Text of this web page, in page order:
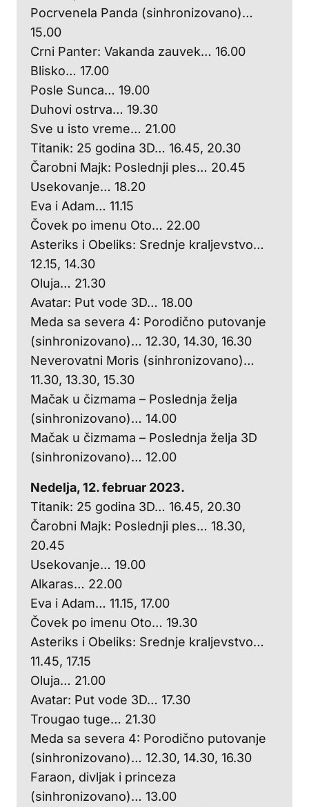
Pocrvenela Panda (sinhronizovano)…
15.00
Crni Panter: Vakanda zauvek… 16.00
Blisko… 17.00
Posle Sunca… 19.00
Duhovi ostrva… 19.30
Sve u isto vreme… 21.00
Titanik: 25 godina 3D… 16.45, 20.30
Čarobni Majk: Poslednji ples… 20.45
Usekovanje… 18.20
Eva i Adam… 11.15
Čovek po imenu Oto… 22.00
Asteriks i Obeliks: Srednje kraljevstvo…
12.15, 14.30
Oluja… 21.30
Avatar: Put vode 3D… 18.00
Meda sa severa 4: Porodično putovanje
(sinhronizovano)… 12.30, 14.30, 16.30
Neverovatni Moris (sinhronizovano)…
11.30, 13.30, 15.30
Mačak u čizmama – Poslednja želja
(sinhronizovano)… 14.00
Mačak u čizmama – Poslednja želja 3D
(sinhronizovano)… 12.00
Nedelja, 12. februar 2023.
Titanik: 25 godina 3D… 16.45, 20.30
Čarobni Majk: Poslednji ples… 18.30,
20.45
Usekovanje… 19.00
Alkaras… 22.00
Eva i Adam… 11.15, 17.00
Čovek po imenu Oto… 19.30
Asteriks i Obeliks: Srednje kraljevstvo…
11.45, 17.15
Oluja… 21.00
Avatar: Put vode 3D… 17.30
Trougao tuge… 21.30
Meda sa severa 4: Porodično putovanje
(sinhronizovano)… 12.30, 14.30, 16.30
Faraon, divljak i princeza
(sinhronizovano)… 13.00